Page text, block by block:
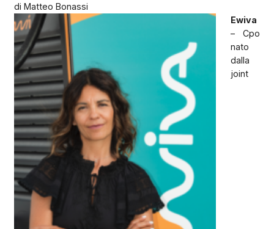
di Matteo Bonassi
Ewiva
– Cpo
nato
dalla
joint